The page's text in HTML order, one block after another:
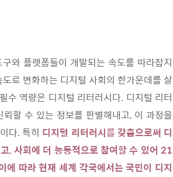
와 플랫폼들이 개발되는 속도를 따라잡지
로 변화하는 디지털 사회의 한가운데를 살
수 역량은 디지털 리터러시다. 디지털 리터
할 수 있는 정보를 판별해내고, 이 과정을
다. 특히 디지털 리터러시를 갖춤으로써 디
, 사회에 더 능동적으로 참여할 수 있어 21
따라 현재 세계 각국에서는 국민이 디지